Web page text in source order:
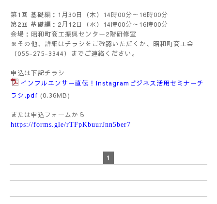
第1回 基礎編：1月30日（木）14時00分～16時00分
第2回 基礎編：2月12日（水）14時00分～16時00分
会場：昭和町商工振興センター2階研修室
※その他、詳細はチラシをご確認いただくか、昭和町商工会
（055-275-3344）までご連絡ください。
申込は下記チラシ
インフルエンサー直伝！Instagramビジネス活用セミナーチ
ラシ.pdf (0.36MB)
または申込フォームから
https://forms.gle/rTFpKbuurJnn5ber7
1